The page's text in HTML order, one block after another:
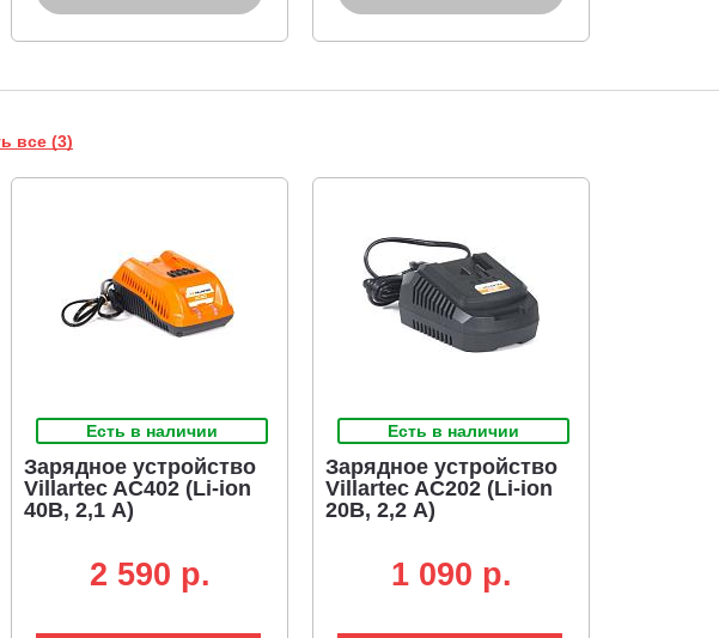
все (3)
Есть в наличии
Зарядное устройство
Villartec AC402 (Li-ion
40В, 2,1 А)
2 590 p.
Есть в наличии
Зарядное устройство
Villartec AC202 (Li-ion
20В, 2,2 А)
1 090 p.